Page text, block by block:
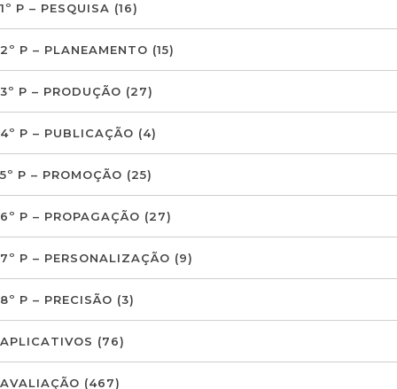
1º P – PESQUISA (16)
2º P – PLANEAMENTO (15)
3º P – PRODUÇÃO (27)
4º P – PUBLICAÇÃO (4)
5º P – PROMOÇÃO (25)
6º P – PROPAGAÇÃO (27)
7º P – PERSONALIZAÇÃO (9)
8º P – PRECISÃO (3)
APLICATIVOS (76)
AVALIAÇÃO (467)